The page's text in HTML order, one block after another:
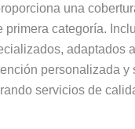
una
primera categoría.
adaptados
personalizada
servicios de